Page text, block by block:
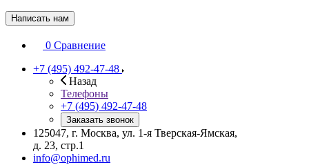
Написать нам
0 Сравнение
+7 (495) 492-47-48
Назад
Телефоны
+7 (495) 492-47-48
Заказать звонок
125047, г. Москва, ул. 1-я Тверская-Ямская,
д. 23, стр.1
info@ophimed.ru